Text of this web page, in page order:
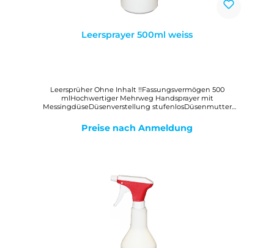
Leersprayer 500ml weiss
Leersprüher Ohne Inhalt !!Fassungsvermögen 500
mlHochwertiger Mehrweg Handsprayer mit
MessingdüseDüsenverstellung stufenlosDüsenmutter
Preise nach Anmeldung